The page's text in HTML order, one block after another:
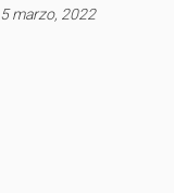
5 marzo, 2022